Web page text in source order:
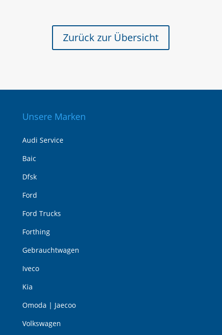
Zurück zur Übersicht
Unsere Marken
Audi Service
Baic
Dfsk
Ford
Ford Trucks
Forthing
Gebrauchtwagen
Iveco
Kia
Omoda | Jaecoo
Volkswagen